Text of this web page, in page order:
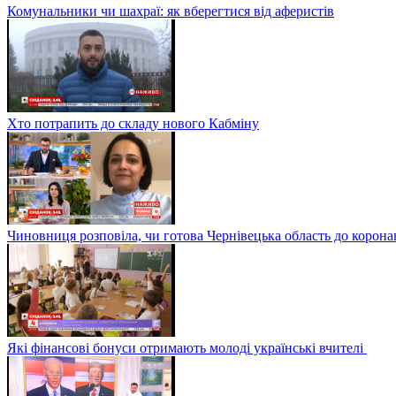
Комунальники чи шахраї: як вберегтися від аферистів
Хто потрапить до складу нового Кабміну
Чиновниця розповіла, чи готова Чернівецька область до
Які фінансові бонуси отримають молоді українські вчителі